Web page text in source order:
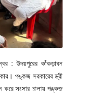
: উদয়পুরের কাঁকড়াবন
পঙ্কজ সরকারের স্ত্রী
করে সংসার চালায় পঙ্কজ